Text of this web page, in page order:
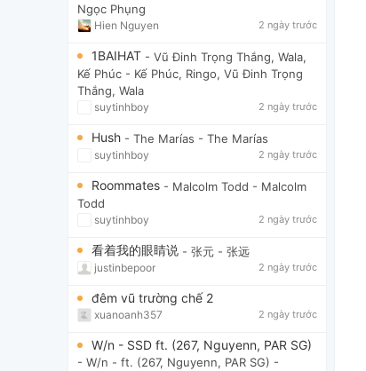
Ngọc Phụng
Hien Nguyen 2 ngày trước
1BAIHAT - Vũ Đinh Trọng Thắng, Wala,
Kế Phúc - Kế Phúc, Ringo, Vũ Đinh Trọng
Thắng, Wala
suytinhboy 2 ngày trước
Hush - The Marías - The Marías
suytinhboy 2 ngày trước
Roommates - Malcolm Todd - Malcolm
Todd
suytinhboy 2 ngày trước
看着我的眼睛说 - 张元 - 张远
justinbepoor 2 ngày trước
đêm vũ trường chế 2
xuanoanh357 2 ngày trước
W/n - SSD ft. (267, Nguyenn, PAR SG)
- W/n - ft. (267, Nguyenn, PAR SG) -